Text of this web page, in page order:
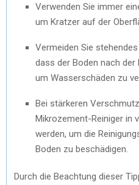
Verwenden Sie immer
um Kratzer auf der
Vermeiden Sie
dass der Boden nach der
um Wasserschäden zu
Bei stärkeren
Mikrozement-Reiniger in
werden, um die
Boden zu beschädigen.
Durch die Beachtung dieser